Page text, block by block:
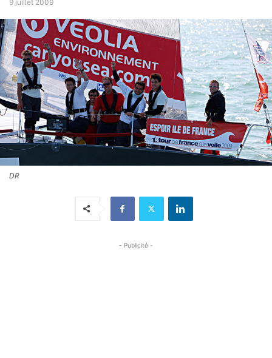
9 juillet 2009
DR
- Publicité -